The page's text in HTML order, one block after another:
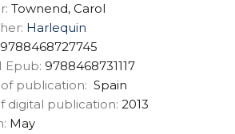
Townend, Carol
Harlequin
9788468727745
Epub: 9788468731117
publication: Spain
digital publication: 2013
May